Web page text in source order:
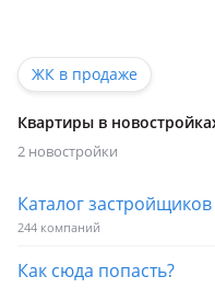
ЖК в продаже
Квартиры в
2 новостройки
Каталог застройщиков
244 компаний
Как сюда попасть?